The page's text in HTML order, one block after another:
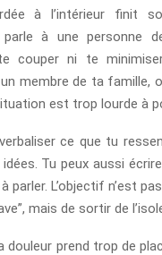
à l’intérieur finit
parle à une personne
couper ni te
membre de ta famille,
est trop lourde à
ce que tu
idées. Tu peux aussi
parler. L’objectif n’est
mais de sortir de
douleur prend trop de